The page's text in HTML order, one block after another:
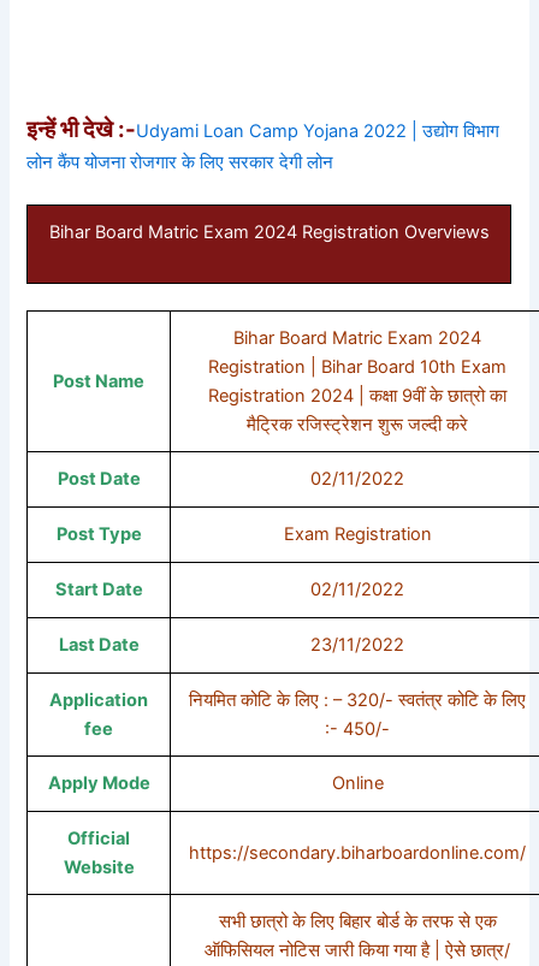
इन्हें भी देखे :-Udyami Loan Camp Yojana 2022 | उद्योग विभाग
लोन कैंप योजना रोजगार के लिए सरकार देगी लोन
Bihar Board Matric Exam 2024 Registration Overviews
Post Name
Bihar Board Matric Exam 2024
Registration | Bihar Board 10th Exam
Registration 2024 | कक्षा 9वीं के छात्रो का
मैट्रिक रजिस्ट्रेशन शुरू जल्दी करे
Post Date 02/11/2022
Post Type Exam Registration
Start Date 02/11/2022
Last Date 23/11/2022
Application
fee
नियमित कोटि के लिए : – 320/- स्वतंत्र कोटि के लिए
:- 450/-
Apply Mode Online
Official
Website
https://secondary.biharboardonline.com/
सभी छात्रो के लिए बिहार बोर्ड के तरफ से एक
ऑफिसियल नोटिस जारी किया गया है | ऐसे छात्र/